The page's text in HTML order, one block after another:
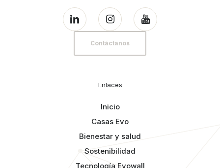
Contáctanos
Enlaces
Inicio
Casas Evo
Bienestar y salud
Sostenibilidad
Tecnología Evowall